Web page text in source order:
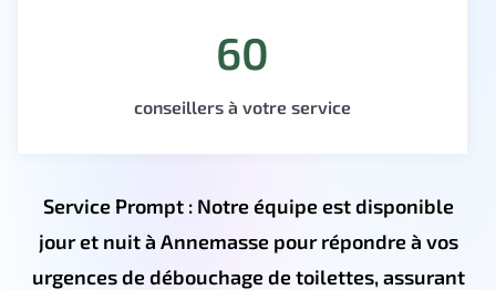
60
conseillers à votre service
Service Prompt : Notre équipe est disponible
jour et nuit à Annemasse pour répondre à vos
urgences de débouchage de toilettes, assurant